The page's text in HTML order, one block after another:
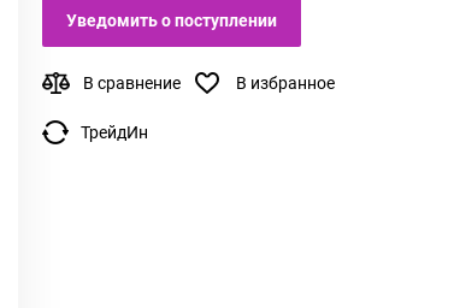
Уведомить о поступлении
В сравнение В избранное
ТрейдИн